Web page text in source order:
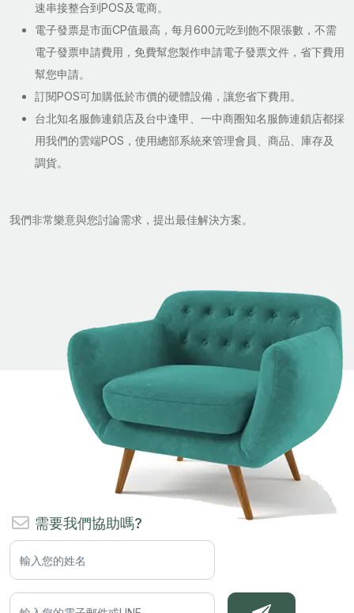
速串接整合到POS及電商。
電子發票是市面CP值最高，每月600元吃到飽不限張數，不需
電子發票申請費用，免費幫您製作申請電子發票文件，省下費用
幫您申請。
訂閱POS可加購低於市價的硬體設備，讓您省下費用。
台北知名服飾連鎖店及台中逢甲、一中商圈知名服飾連鎖店都採
用我們的雲端POS，使用總部系統來管理會員、商品、庫存及
調貨。
我們非常樂意與您討論需求，提出最佳解決方案。
需要我們協助嗎?